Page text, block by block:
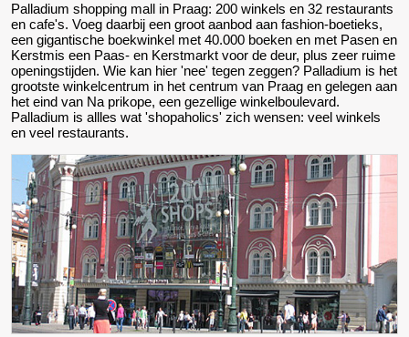
Palladium shopping mall in Praag: 200 winkels en 32 restaurants
en cafe's. Voeg daarbij een groot aanbod aan fashion-boetieks,
een gigantische boekwinkel met 40.000 boeken en met Pasen en
Kerstmis een Paas- en Kerstmarkt voor de deur, plus zeer ruime
openingstijden. Wie kan hier 'nee' tegen zeggen? Palladium is het
grootste winkelcentrum in het centrum van Praag en gelegen aan
het eind van Na prikope, een gezellige winkelboulevard.
Palladium is allles wat 'shopaholics' zich wensen: veel winkels
en veel restaurants.